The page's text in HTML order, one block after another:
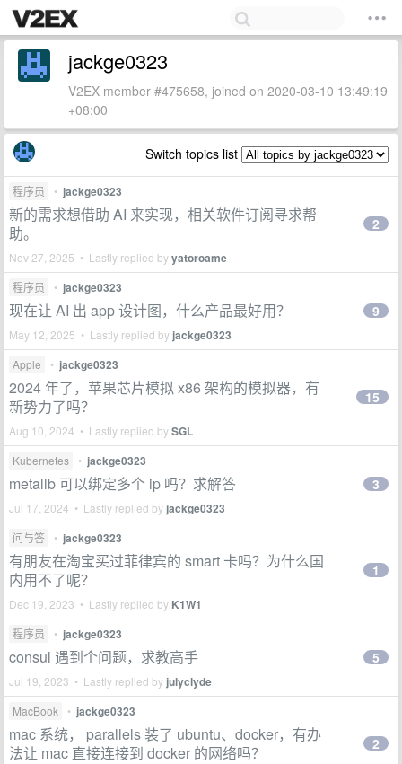
jackge0323
V2EX member #475658, joined on 2020-03-10 13:49:19
+08:00
Switch topics list
程序员 • jackge0323
新的需求想借助 AI 来实现，相关软件订阅寻求帮
助。
Nov 27, 2025 • Lastly replied byyatoroame
2
程序员 • jackge0323
现在让 AI 出 app 设计图，什么产品最好用？
May 12, 2025 • Lastly replied by jackge0323
9
Apple • jackge0323
2024 年了，苹果芯片模拟 x86 架构的模拟器，有
新势力了吗？
Aug 10, 2024 • Lastly replied bySGL
15
Kubernetes • jackge0323
metallb 可以绑定多个 ip 吗？求解答
Jul 17, 2024 • Lastly replied by jackge0323
3
问与答 • jackge0323
有朋友在淘宝买过菲律宾的 smart 卡吗？为什么国
内用不了呢？
Dec 19, 2023 • Lastly replied by K1W1
1
程序员 • jackge0323
consul 遇到个问题，求教高手
Jul 19, 2023 • Lastly replied by julyclyde
5
MacBook • jackge0323
mac 系统， parallels 装了 ubuntu、docker，有办
法让 mac 直接连接到 docker 的网络吗？
2